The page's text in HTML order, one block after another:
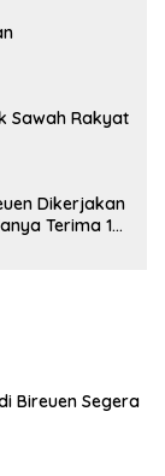
Sawah Rakyat
Dikerjakan
Terima 10
Bireuen Segera